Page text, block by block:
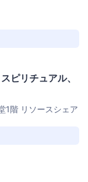
ピリチュアル、
1階 リソースシェア